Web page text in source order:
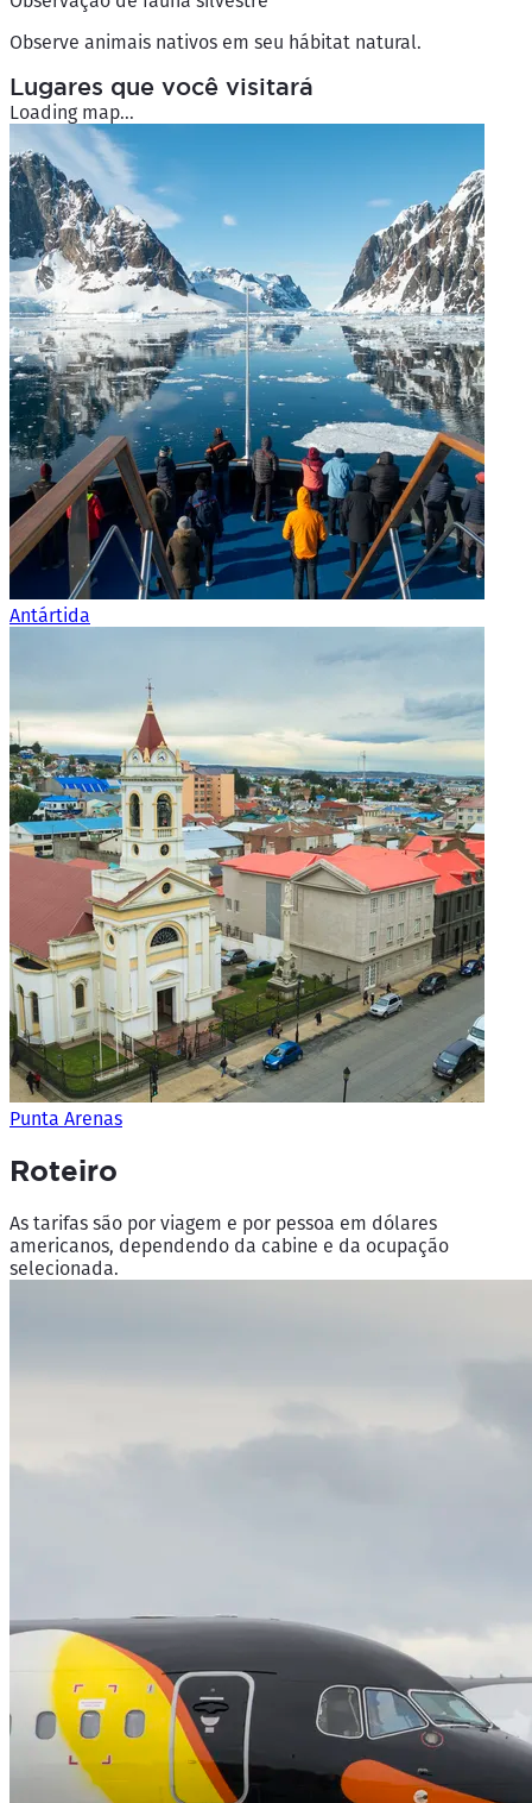
Observe animais nativos em seu hábitat natural.
Lugares que você visitará
Loading map...
Antártida
Punta Arenas
Roteiro
As tarifas são por viagem e por pessoa em dólares
americanos, dependendo da cabine e da ocupação
selecionada.